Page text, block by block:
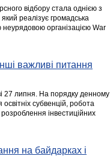
відбору стала однією з
реалізує громадська
організацією War
важливі питання
27 липня. На порядку денному
субвенцій, робота
інвестиційних
на байдарках і